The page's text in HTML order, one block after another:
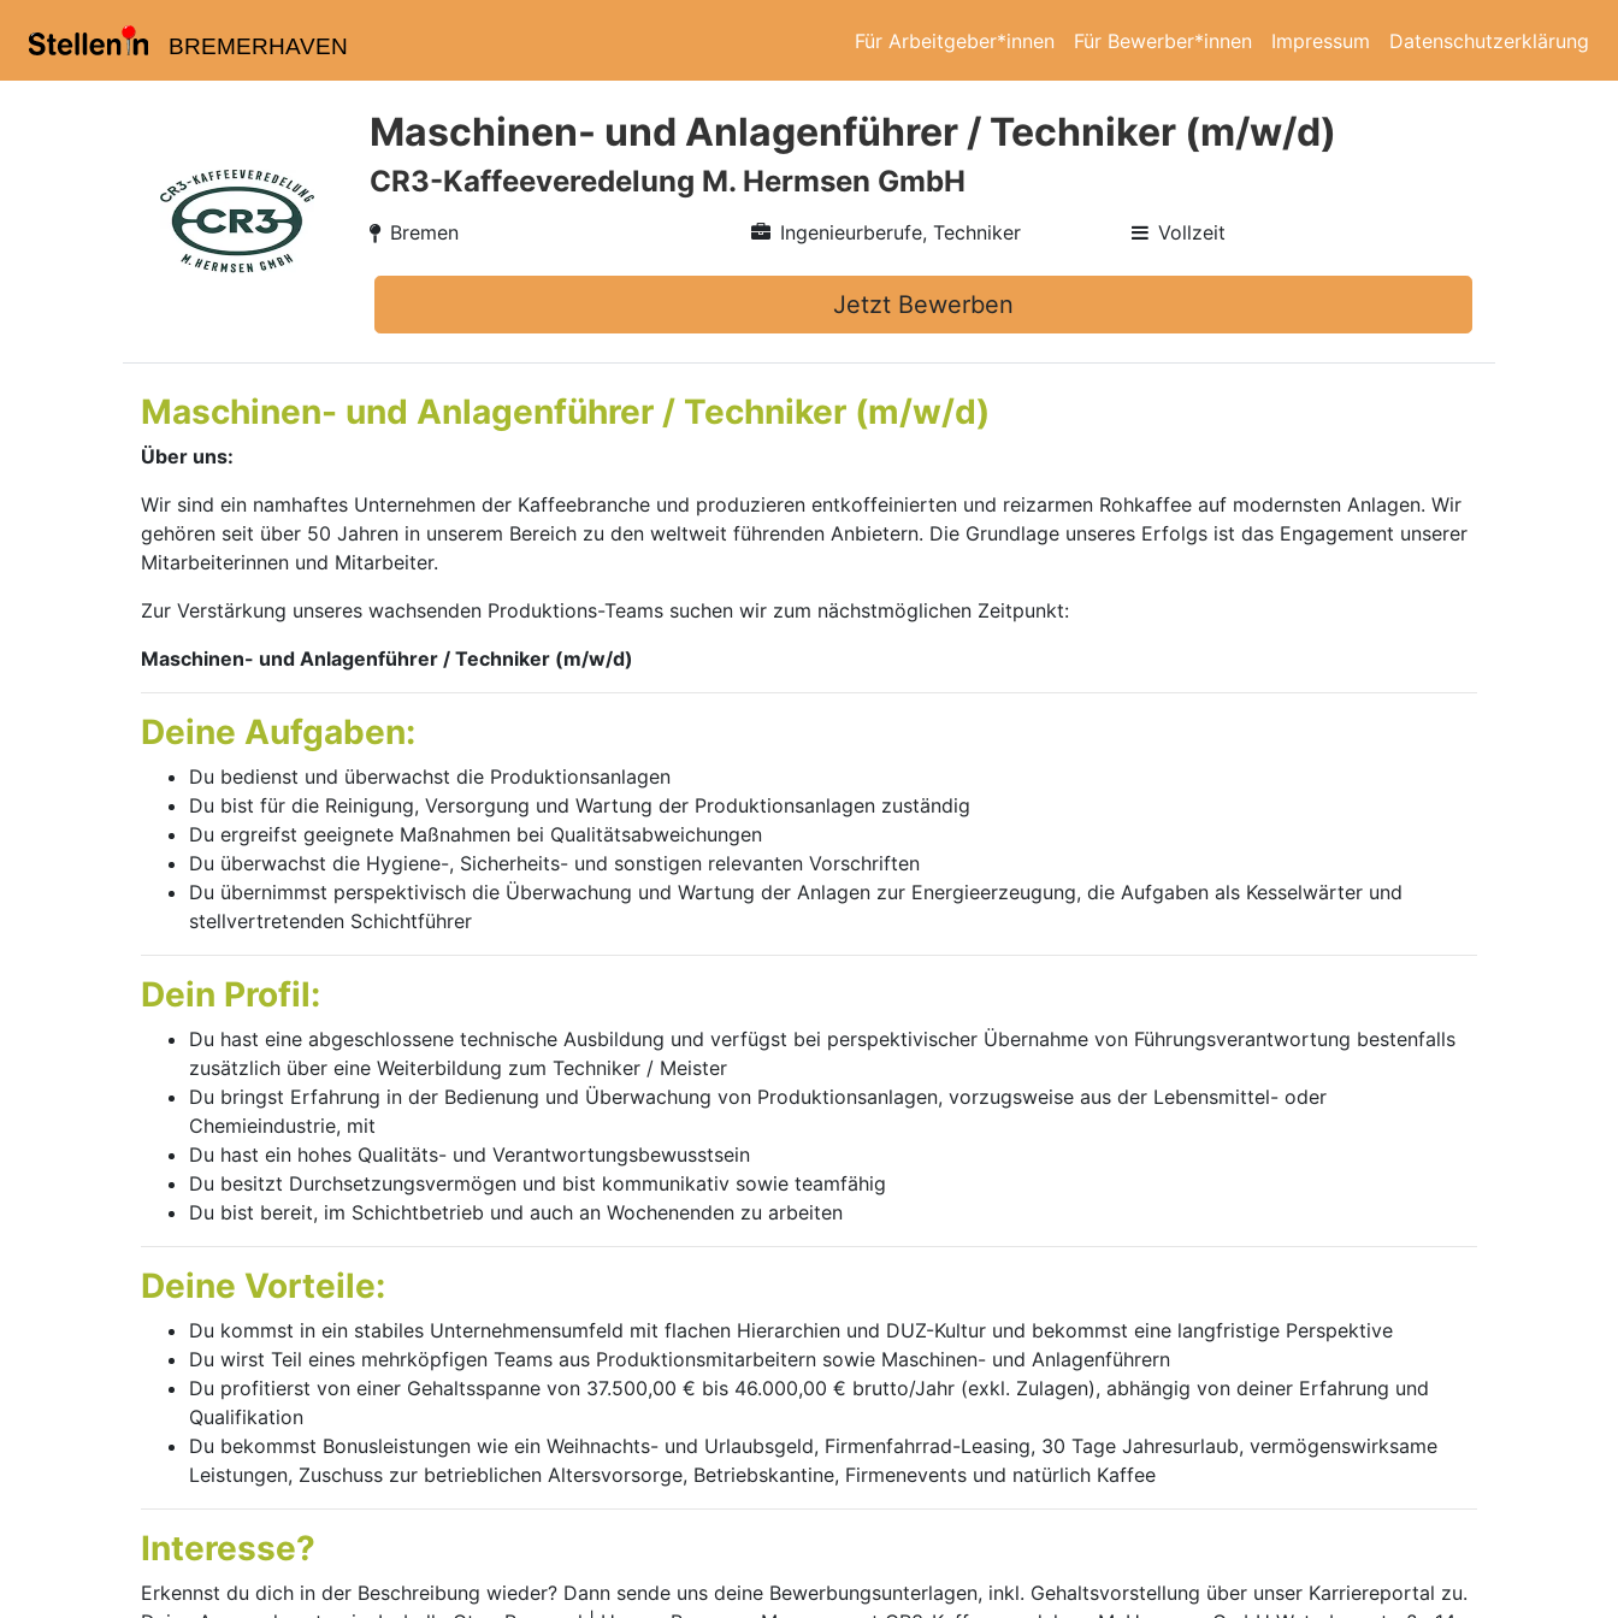
BREMERHAVEN Für Arbeitgeber*innen Für Bewerber*innen Impressum Datenschutzerklärung
Maschinen- und Anlagenführer / Techniker (m/w/d)
CR3-Kaffeeveredelung M. Hermsen GmbH
Bremen Ingenieurberufe, Techniker Vollzeit
Jetzt Bewerben
Maschinen- und Anlagenführer / Techniker (m/w/d)
Über uns:
Wir sind ein namhaftes Unternehmen der Kaffeebranche und produzieren entkoffeinierten und reizarmen Rohkaffee auf modernsten Anlagen. Wir
gehören seit über 50 Jahren in unserem Bereich zu den weltweit führenden Anbietern. Die Grundlage unseres Erfolgs ist das Engagement unserer
Mitarbeiterinnen und Mitarbeiter.
Zur Verstärkung unseres wachsenden Produktions-Teams suchen wir zum nächstmöglichen Zeitpunkt:
Maschinen- und Anlagenführer / Techniker (m/w/d)
Deine Aufgaben:
Du bedienst und überwachst die Produktionsanlagen
Du bist für die Reinigung, Versorgung und Wartung der Produktionsanlagen zuständig
Du ergreifst geeignete Maßnahmen bei Qualitätsabweichungen
Du überwachst die Hygiene-, Sicherheits- und sonstigen relevanten Vorschriften
Du übernimmst perspektivisch die Überwachung und Wartung der Anlagen zur Energieerzeugung, die Aufgaben als Kesselwärter und
stellvertretenden Schichtführer
Dein Profil:
Du hast eine abgeschlossene technische Ausbildung und verfügst bei perspektivischer Übernahme von Führungsverantwortung bestenfalls
zusätzlich über eine Weiterbildung zum Techniker / Meister
Du bringst Erfahrung in der Bedienung und Überwachung von Produktionsanlagen, vorzugsweise aus der Lebensmittel- oder
Chemieindustrie, mit
Du hast ein hohes Qualitäts- und Verantwortungsbewusstsein
Du besitzt Durchsetzungsvermögen und bist kommunikativ sowie teamfähig
Du bist bereit, im Schichtbetrieb und auch an Wochenenden zu arbeiten
Deine Vorteile:
Du kommst in ein stabiles Unternehmensumfeld mit flachen Hierarchien und DUZ-Kultur und bekommst eine langfristige Perspektive
Du wirst Teil eines mehrköpfigen Teams aus Produktionsmitarbeitern sowie Maschinen- und Anlagenführern
Du profitierst von einer Gehaltsspanne von 37.500,00 € bis 46.000,00 € brutto/Jahr (exkl. Zulagen), abhängig von deiner Erfahrung und
Qualifikation
Du bekommst Bonusleistungen wie ein Weihnachts- und Urlaubsgeld, Firmenfahrrad-Leasing, 30 Tage Jahresurlaub, vermögenswirksame
Leistungen, Zuschuss zur betrieblichen Altersvorsorge, Betriebskantine, Firmenevents und natürlich Kaffee
Interesse?
Erkennst du dich in der Beschreibung wieder? Dann sende uns deine Bewerbungs­unterlagen, inkl. Gehalts­vorstellung über unser Karriere­portal zu.